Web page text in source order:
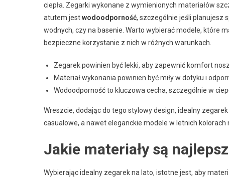
ciepła. Zegarki wykonane z wymienionych materiałów
atutem jestwodoodporność, szczególnie jeśli planujesz
wodnych, czy na basenie. Warto wybierać modele, które
bezpieczne korzystanie z nich w różnych warunkach.
Zegarek powinien być lekki, aby zapewnić komfort
Materiał wykonania powinien być miły w dotyku i
Wodoodporność to kluczowa cecha, szczególnie w
Wreszcie, dodając do tego stylowy design, idealny
casualowe, a nawet eleganckie modele w letnich
Jakie materiały są
Wybierając idealny zegarek na lato, istotne jest, aby